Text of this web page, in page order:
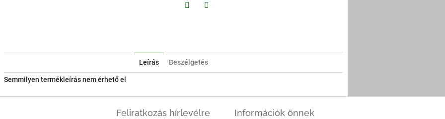
Leírás Beszélgetés
Semmilyen termékleírás nem érhető el
Feliratkozás hírlevélre Információk önnek